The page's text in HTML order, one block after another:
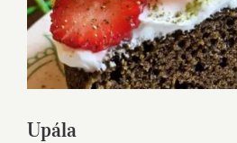
Upála